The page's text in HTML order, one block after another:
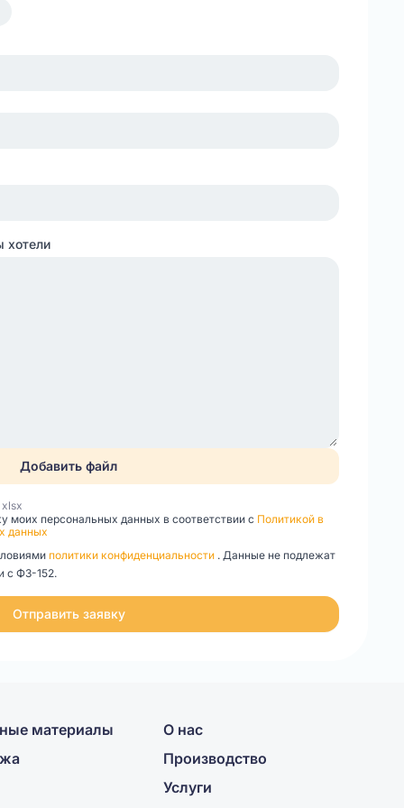
хотели
Добавить файл
xlsx
моих персональных данных в соответствии с Политикой в
данных
политики конфиденциальности . Данные не подлежат
с ФЗ-152.
Отправить заявку
материалы
О нас
Производство
Услуги